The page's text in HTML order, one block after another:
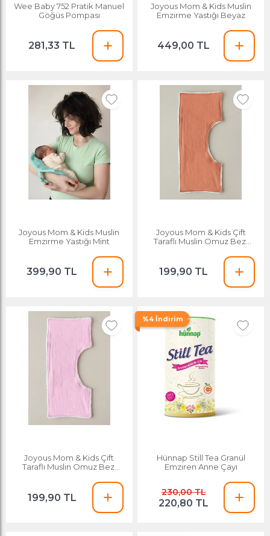
Wee Baby 752 Pratik Manuel
Göğüs Pompası
281,33 TL
Joyous Mom & Kids Muslin
Emzirme Yastığı Beyaz
449,00 TL
Joyous Mom & Kids Muslin
Emzirme Yastığı Mint
399,90 TL
Joyous Mom & Kids Çift
Taraflı Muslin Omuz Bezi
199,90 TL
Joyous Mom & Kids Çift
Taraflı Muslin Omuz Bezi
199,90 TL
%4 İndirim
Hünnap Still Tea Granül
Emziren Anne Çayı
230,00 TL
220,80 TL